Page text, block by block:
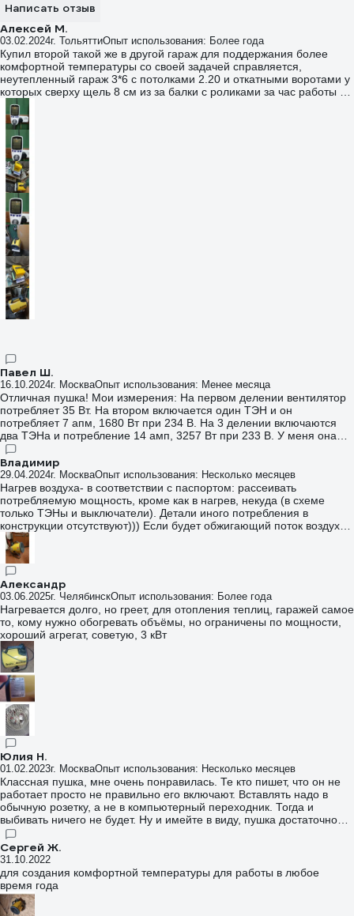
Написать отзыв
Алексей М.
03.02.2024г. ТольяттиОпыт использования: Более года
Купил второй такой же в другой гараж для поддержания более
комфортной температуры со своей задачей справляется,
неутепленный гараж 3*6 с потолками 2.20 и откатными воротами у
которых сверху щель 8 см из за балки с роликами за час работы на
полную мощность поднимает температуру с минус 5 до плюс 10
далее температура не растет из за больших теплопотерь. Многие
пишут что от него тепла нет типо фигня и не греет, я скажу так он
греет просто за счет большего потока воздуха она ниже. При
нормальном напряжении в сети до номинала чуть чуть не
дотягивает(на фото). До него был его собрат только
металлокерамический BKX5 у которого за 2 года эксплуатации
упала мощность ( в сети есть видео про металлокерамические
обогреватели) на новом потребляемая была 3.2 квт и упала
постепенно до 2.4 вследствие чего греть стал вразы хуже поэтому
и купил эту проверенную лично 3 годами. И кстати тэны греються
до красна в темноте видно, но камера телефона все не передает,
по центру больше а по краям чуть чуть покрасневшие. И еще у
металлокерамического дельта температуры выше и от него
чувствуется больше тепла, но и поток воздуха у него меньше на 50
кубов и в отличии от металло керамического обороты вентилятора
не проседают при переключении на полную мощность. Вобщем
как то так
Павел Ш.
16.10.2024г. МоскваОпыт использования: Менее месяца
Отличная пушка! Мои измерения: На первом делении вентилятор
потребляет 35 Вт. На втором включается один ТЭН и он
потребляет 7 апм, 1680 Вт при 234 В. На 3 делении включаются
два ТЭНа и потребление 14 амп, 3257 Вт при 233 В. У меня она
греет воздух на 2-ом делении с 23 до 58 градусов, на 3-ем
делении с 23 до 74 град. Сопротивление одного ТЭНа примерно
33,5 Ом. Ток 14 Амп является почти пределом для розетки (16
Амп) и на большую мощность пушку в розетку уже просто не
должны выпускать.
Владимир
29.04.2024г. МоскваОпыт использования: Несколько месяцев
Нагрев воздуха- в соответствии с паспортом: рассеивать
потребляемую мощность, кроме как в нагрев, некуда (в схеме
только ТЭНы и выключатели). Детали иного потребления в
конструкции отсутствуют))) Если будет обжигающий поток воздуха-
значит вентилятор слабоват, не успевает охлаждать нагреватель,
что черевато перегревом ТЭНа и его досрочной поломкой.
Раскаленный докрасна ТЭН- признак его плохого охлаждения, а не
хорошего обогревателя.
Александр
03.06.2025г. ЧелябинскОпыт использования: Более года
Нагревается долго, но греет, для отопления теплиц, гаражей самое
то, кому нужно обогревать объëмы, но ограничены по мощности,
хороший агрегат, советую, 3 кВт
Юлия Н.
01.02.2023г. МоскваОпыт использования: Несколько месяцев
Классная пушка, мне очень понравилась. Те кто пишет, что он не
работает просто не правильно его включают. Вставлять надо в
обычную розетку, а не в компьютерный переходник. Тогда и
выбивать ничего не будет. Ну и имейте в виду, пушка достаточно
мощная, сопоставьте с возможностью вашей электрики. Я
покупала чтобы отогреть обледенелые балконы и утеплить их, не
хотелось останавливать ремонт из за балкона. Со своей задачей
пушка справилась за 48 часов. Периодически перегревался шнур,
приходилось делать перерывы. Электричества конечно тоже
накрутило много. За двое суток 2 пушки почти 2 тысячи рублей.
Сергей Ж.
31.10.2022
для создания комфортной температуры для работы в любое
время года